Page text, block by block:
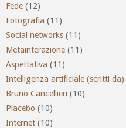
Fede (12)
Fotografia (11)
Social networks (11)
Metainterazione (11)
Aspettativa (11)
Intelligenza artificiale (scritti da)
Bruno Cancellieri (10)
Placebo (10)
Internet (10)